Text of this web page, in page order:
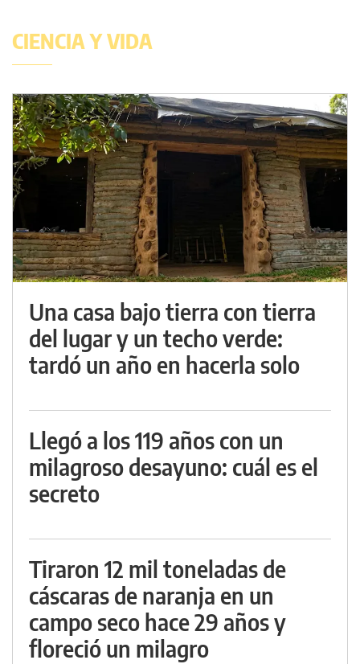
CIENCIA Y VIDA
Una casa bajo tierra con tierra
del lugar y un techo verde:
tardó un año en hacerla solo
Llegó a los 119 años con un
milagroso desayuno: cuál es el
secreto
Tiraron 12 mil toneladas de
cáscaras de naranja en un
campo seco hace 29 años y
floreció un milagro